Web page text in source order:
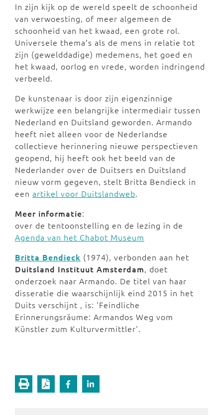
In zijn kijk op de wereld speelt de schoonheid
van verwoesting, of meer algemeen de
schoonheid van het kwaad, een grote rol.
Universele thema’s als de mens in relatie tot
zijn (gewelddadige) medemens, het goed en
het kwaad, oorlog en vrede, worden indringend
verbeeld.
De kunstenaar is door zijn eigenzinnige
werkwijze een belangrijke intermediair tussen
Nederland en Duitsland geworden. Armando
heeft niet alleen voor de Nederlandse
collectieve herinnering nieuwe perspectieven
geopend, hij heeft ook het beeld van de
Nederlander over de Duitsers en Duitsland
nieuw vorm gegeven, stelt Britta Bendieck in
een artikel voor Duitslandweb.
Meer informatie:
over de tentoonstelling en de lezing in de
Agenda van het Chabot Museum
Britta Bendieck (1974), verbonden aan het
Duitsland Instituut Amsterdam, doet
onderzoek naar Armando. De titel van haar
disseratie die waarschijnlijk eind 2015 in het
Duits verschijnt , is: 'Feindliche
Erinnerungsräume: Armandos Weg vom
Künstler zum Kulturvermittler'.